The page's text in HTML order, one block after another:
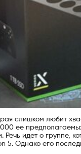
слишком любит
ее
Речь идет о группе,
5. Однако его